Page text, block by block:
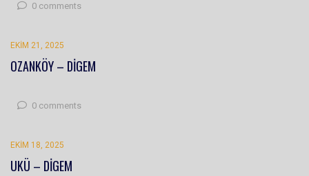
0 comments
EKIM 21, 2025
OZANKÖY – DİGEM
0 comments
EKIM 18, 2025
UKÜ – DİGEM